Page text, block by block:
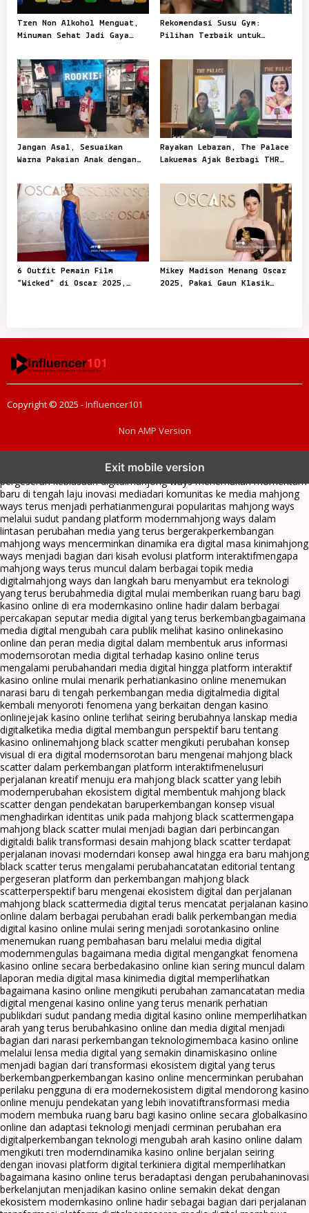
g
a
i
o
n
Tren Non Alkohol Menguat,
Minuman Sehat Jadi Gaya
Rekomendasi Susu Gym:
Pilihan Terbaik untuk
Jangan Asal, Sesuaikan
Warna Pakaian Anak dengan
Rayakan Lebaran, The Palace
Lakuemas Ajak Berbagi THR
6 Outfit Pemain Film
“Wicked” di Oscar 2025,
Mikey Madison Menang Oscar
2025, Pakai Gaun Klasik
Copyright © 2025 -Influencer101
Non AMP Version
Exit mobile version
fenomena mahjong ways muncul bersama
pergeseran kebiasaan digitalmahjong ways menemukan momentum
baru di tengah laju inovasi mediadari komunitas ke media mahjong
ways terus menjadi perhatianmengurai popularitas mahjong ways
melalui sudut pandang platform modernmahjong ways dalam
lintasan perubahan media yang terus bergerakperkembangan
mahjong ways mencerminkan dinamika era digital masa kinimahjong
ways menjadi bagian dari kisah evolusi platform interaktifmengapa
mahjong ways terus muncul dalam berbagai topik media
digitalmahjong ways dan langkah baru menyambut era teknologi
yang terus berubahmedia digital mulai memberikan ruang baru bagi
kasino online di era modernkasino online hadir dalam berbagai
percakapan seputar media digital yang terus berkembangbagaimana
media digital mengubah cara publik melihat kasino onlinekasino
online dan peran media digital dalam membentuk arus informasi
modernsorotan media digital terhadap kasino online terus
mengalami perubahandari media digital hingga platform interaktif
kasino online mulai menarik perhatiankasino online menemukan
narasi baru di tengah perkembangan media digitalmedia digital
kembali menyoroti fenomena yang berkaitan dengan kasino
onlinejejak kasino online terlihat seiring berubahnya lanskap media
digitalketika media digital membangun perspektif baru tentang
kasino onlinemahjong black scatter mengikuti perubahan konsep
visual di era digital modernsorotan baru mengenai mahjong black
scatter dalam perkembangan platform interaktifmenelusuri
perjalanan kreatif menuju era mahjong black scatter yang lebih
modernperubahan ekosistem digital membentuk mahjong black
scatter dengan pendekatan baruperkembangan konsep visual
menghadirkan identitas unik pada mahjong black scattermengapa
mahjong black scatter mulai menjadi bagian dari perbincangan
digitaldi balik transformasi desain mahjong black scatter terdapat
perjalanan inovasi moderndari konsep awal hingga era baru mahjong
black scatter terus mengalami perubahancatatan editorial tentang
pergeseran platform dan perkembangan mahjong black
scatterperspektif baru mengenai ekosistem digital dan perjalanan
mahjong black scattermedia digital terus mencatat perjalanan kasino
online dalam berbagai perubahan eradi balik perkembangan media
digital kasino online mulai sering menjadi sorotankasino online
menemukan ruang pembahasan baru melalui media digital
modernmengulas bagaimana media digital mengangkat fenomena
kasino online secara berbedakasino online kian sering muncul dalam
laporan media digital masa kinimedia digital memperlihatkan
bagaimana kasino online mengikuti perubahan zamancatatan media
digital mengenai kasino online yang terus menarik perhatian
publikdari sudut pandang media digital kasino online memperlihatkan
arah yang terus berubahkasino online dan media digital menjadi
bagian dari narasi perkembangan teknologimembaca kasino online
melalui lensa media digital yang semakin dinamiskasino online
menjadi bagian dari transformasi ekosistem digital yang terus
berkembangperkembangan kasino online mencerminkan perubahan
perilaku pengguna di era modernekosistem digital mendorong kasino
online menuju pendekatan yang lebih inovatiftransformasi media
modern membuka ruang baru bagi kasino online secara globalkasino
online dan adaptasi teknologi menjadi cerminan perubahan era
digitalperkembangan teknologi mengubah arah kasino online dalam
mengikuti tren moderndinamika kasino online berjalan seiring
dengan inovasi platform digital terkiniera digital memperlihatkan
bagaimana kasino online terus beradaptasi dengan perubahaninovasi
berkelanjutan menjadikan kasino online semakin dekat dengan
ekosistem modernkasino online hadir sebagai bagian dari perjalanan